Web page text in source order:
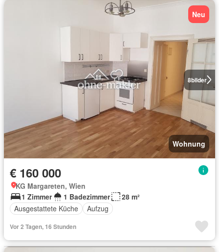
8bilder
Neu
Wohnung
€ 160 000
KG Margareten, Wien
1 Zimmer
1 Badezimmer
28 m²
Ausgestattete Küche
Aufzug
Vor 2 Tagen, 16 Stunden